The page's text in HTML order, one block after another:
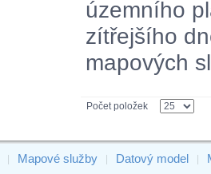
územního
zítřejšího
mapových
Počet položek
Mapové služby Datový model